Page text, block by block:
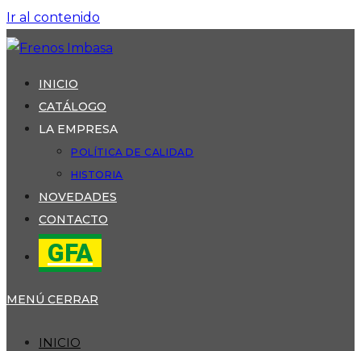
Ir al contenido
INICIO
CATÁLOGO
LA EMPRESA
POLÍTICA DE CALIDAD
HISTORIA
NOVEDADES
CONTACTO
GFA
MENÚ CERRAR
INICIO